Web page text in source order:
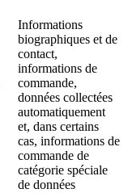
Informations
biographiques et de
contact,
informations de
commande,
données collectées
automatiquement
et, dans certains
cas, informations de
commande de
catégorie spéciale
de données